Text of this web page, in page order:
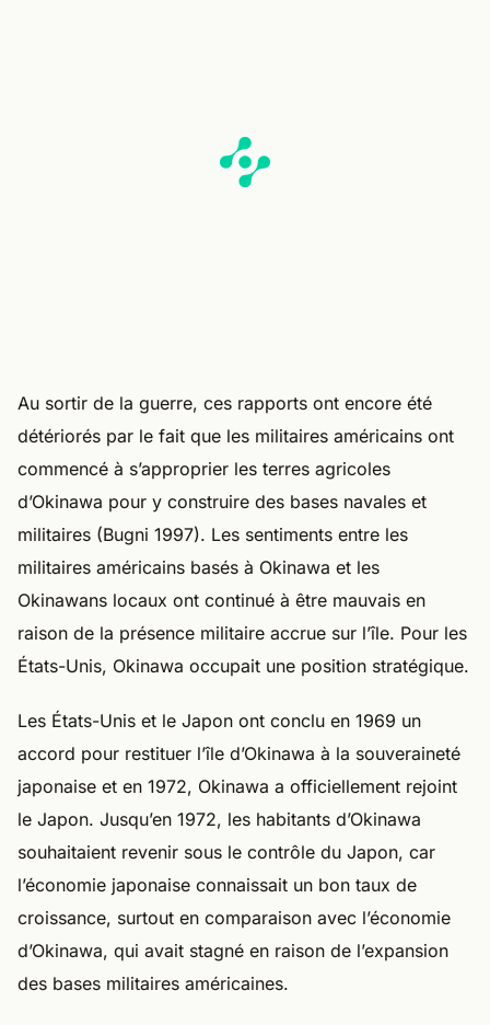
Au sortir de la guerre, ces rapports ont encore été
détériorés par le fait que les militaires américains ont
commencé à s’approprier les terres agricoles
d’Okinawa pour y construire des bases navales et
militaires (Bugni 1997). Les sentiments entre les
militaires américains basés à Okinawa et les
Okinawans locaux ont continué à être mauvais en
raison de la présence militaire accrue sur l’île. Pour les
États-Unis, Okinawa occupait une position stratégique.
Les États-Unis et le Japon ont conclu en 1969 un
accord pour restituer l’île d’Okinawa à la souveraineté
japonaise et en 1972, Okinawa a officiellement rejoint
le Japon. Jusqu’en 1972, les habitants d’Okinawa
souhaitaient revenir sous le contrôle du Japon, car
l’économie japonaise connaissait un bon taux de
croissance, surtout en comparaison avec l’économie
d’Okinawa, qui avait stagné en raison de l’expansion
des bases militaires américaines.